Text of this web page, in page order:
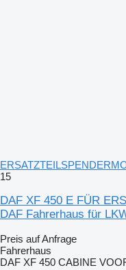
15
DAF XF 450 E FÜR
DAF Fahrerhaus für
Preis auf Anfrage
Fahrerhaus
DAF XF 450 CABINE